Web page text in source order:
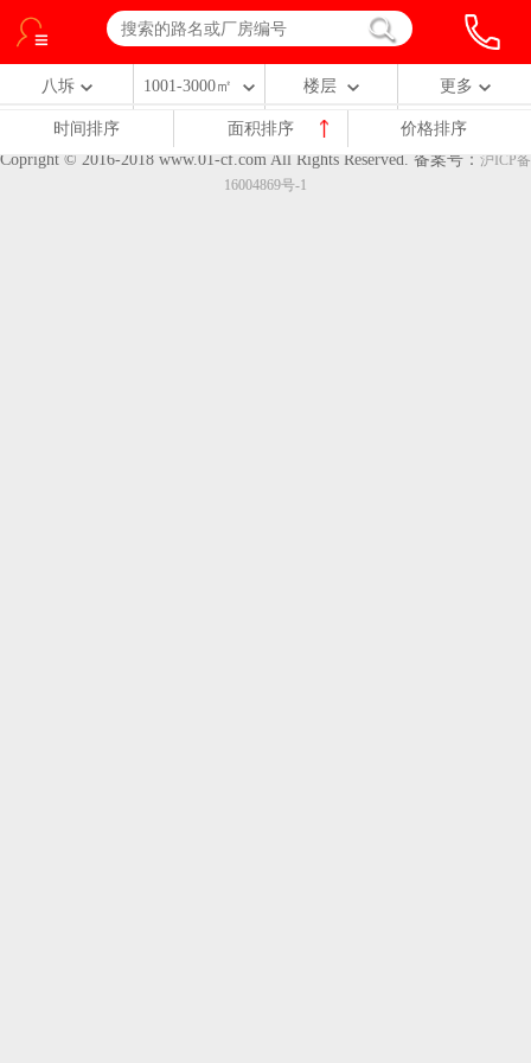
八坼 1001-3000㎡ 楼层 更多
时间排序 面积排序
价格排序
Copright © 2016-2018 www.01-cf.com All Rights Reserved. 备案号： 沪ICP备
16004869号-1